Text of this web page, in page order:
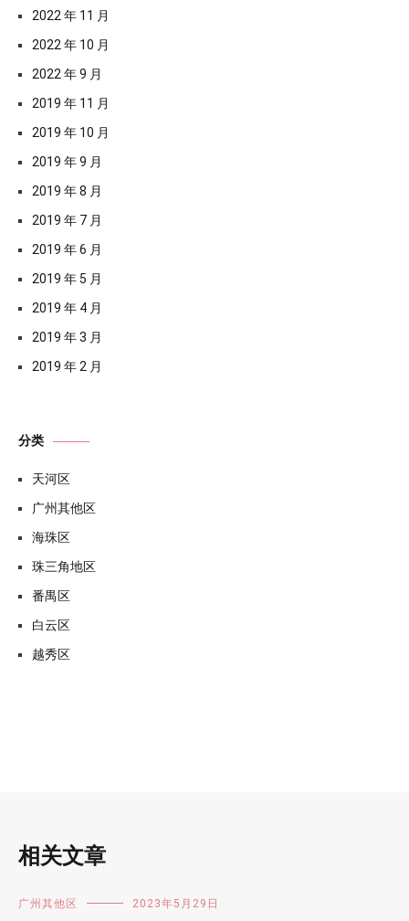
2022 年 11 月
2022 年 10 月
2022 年 9 月
2019 年 11 月
2019 年 10 月
2019 年 9 月
2019 年 8 月
2019 年 7 月
2019 年 6 月
2019 年 5 月
2019 年 4 月
2019 年 3 月
2019 年 2 月
分类
天河区
广州其他区
海珠区
珠三角地区
番禺区
白云区
越秀区
相关文章
广州其他区 2023年5月29日